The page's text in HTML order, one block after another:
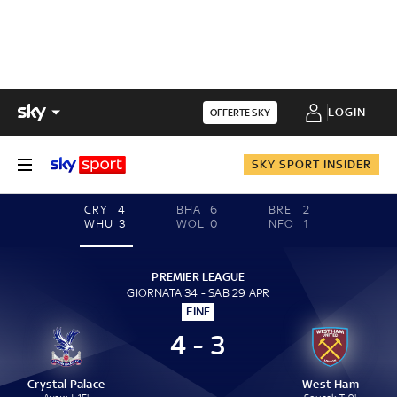
OFFERTE SKY LOGIN
SKY SPORT INSIDER
CRY
4
WHU 3
BHA
6
WOL
0
BRE
2
NFO
1
PREMIER LEAGUE
GIORNATA 34 - SAB 29 APR
FINE
Crystal Palace
4 - 3
West Ham